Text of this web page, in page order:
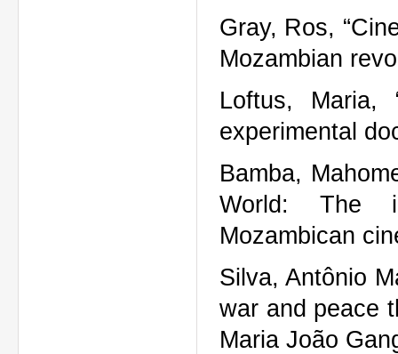
Gray, Ros,
Mozambian
Loftus,
experimental
Bamba,
World: The
Mozambican
Silva, Antônio
war and peace
Maria João